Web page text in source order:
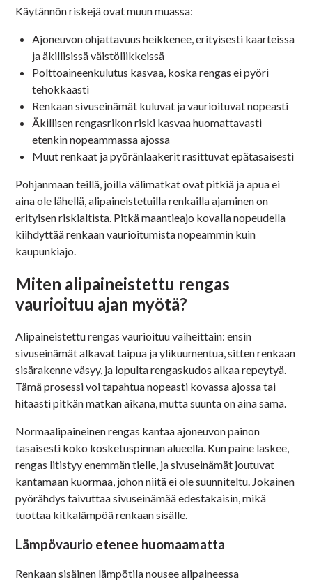
Käytännön riskejä ovat muun muassa:
Ajoneuvon ohjattavuus heikkenee, erityisesti kaarteissa
ja äkillisissä väistöliikkeissä
Polttoaineenkulutus kasvaa, koska rengas ei pyöri
tehokkaasti
Renkaan sivuseinämät kuluvat ja vaurioituvat nopeasti
Äkillisen rengasrikon riski kasvaa huomattavasti
etenkin nopeammassa ajossa
Muut renkaat ja pyöränlaakerit rasittuvat epätasaisesti
Pohjanmaan teillä, joilla välimatkat ovat pitkiä ja apua ei
aina ole lähellä, alipaineistetuilla renkailla ajaminen on
erityisen riskialtista. Pitkä maantieajo kovalla nopeudella
kiihdyttää renkaan vaurioitumista nopeammin kuin
kaupunkiajo.
Miten alipaineistettu rengas
vaurioituu ajan myötä?
Alipaineistettu rengas vaurioituu vaiheittain: ensin
sivuseinämät alkavat taipua ja ylikuumentua, sitten renkaan
sisärakenne väsyy, ja lopulta rengaskudos alkaa repeytyä.
Tämä prosessi voi tapahtua nopeasti kovassa ajossa tai
hitaasti pitkän matkan aikana, mutta suunta on aina sama.
Normaalipaineinen rengas kantaa ajoneuvon painon
tasaisesti koko kosketuspinnan alueella. Kun paine laskee,
rengas litistyy enemmän tielle, ja sivuseinämät joutuvat
kantamaan kuormaa, johon niitä ei ole suunniteltu. Jokainen
pyörähdys taivuttaa sivuseinämää edestakaisin, mikä
tuottaa kitkalämpöä renkaan sisälle.
Lämpövaurio etenee huomaamatta
Renkaan sisäinen lämpötila nousee alipaineessa